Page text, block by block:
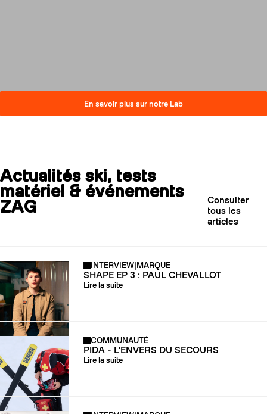
En savoir plus sur notre Lab
Actualités ski, tests
matériel & événements
ZAG
Consulter
tous les
articles
INTERVIEW|MARQUE
SHAPE EP 3 : PAUL CHEVALLOT
Lire la suite
COMMUNAUTÉ
PIDA - L'ENVERS DU SECOURS
Lire la suite